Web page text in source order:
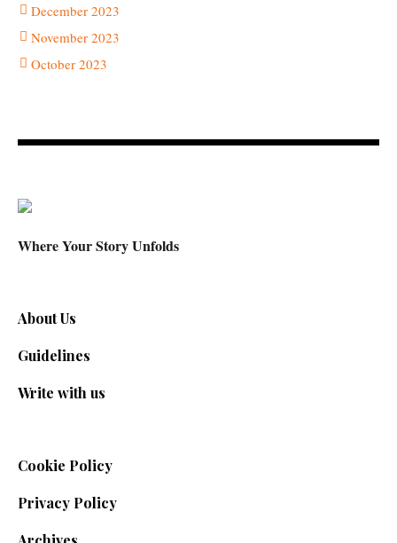
December 2023
November 2023
October 2023
Where Your Story Unfolds
About Us
Guidelines
Write with us
Cookie Policy
Privacy Policy